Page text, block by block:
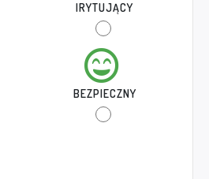
IRYTUJĄCY
BEZPIECZNY